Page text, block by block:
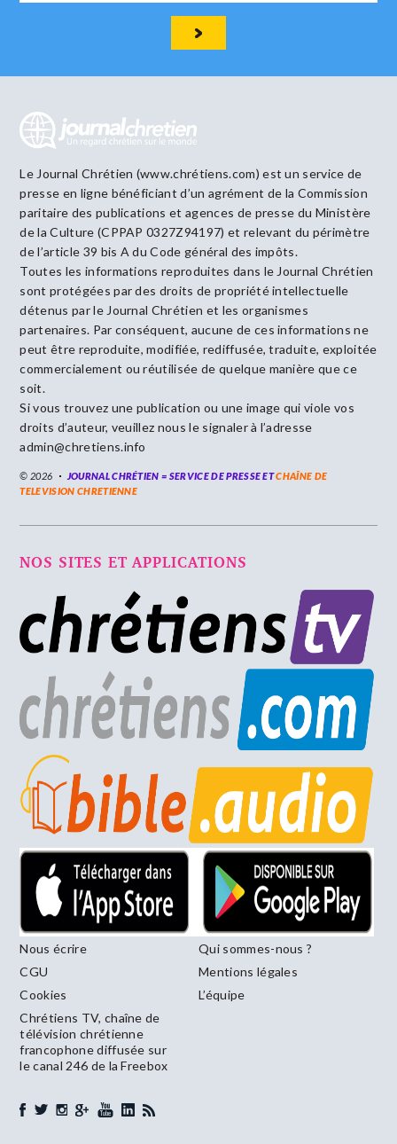
Le Journal Chrétien (www.chrétiens.com) est un service de
presse en ligne bénéficiant d’un agrément de la Commission
paritaire des publications et agences de presse du Ministère
de la Culture (CPPAP 0327Z94197) et relevant du périmètre
de l’article 39 bis A du Code général des impôts.
Toutes les informations reproduites dans le Journal Chrétien
sont protégées par des droits de propriété intellectuelle
détenus par le Journal Chrétien et les organismes
partenaires. Par conséquent, aucune de ces informations ne
peut être reproduite, modifiée, rediffusée, traduite, exploitée
commercialement ou réutilisée de quelque manière que ce
soit.
Si vous trouvez une publication ou une image qui viole vos
droits d’auteur, veuillez nous le signaler à l’adresse
admin@chretiens.info
© 2026 JOURNAL CHRÉTIEN = SERVICE DE PRESSE ETCHAÎNE DE
TELEVISION CHRETIENNE
NOS SITES ET APPLICATIONS
Nous écrire
Qui sommes-nous ?
CGU
Mentions légales
Cookies
L’équipe
Chrétiens TV, chaîne de
télévision chrétienne
francophone diffusée sur
le canal 246 de la Freebox